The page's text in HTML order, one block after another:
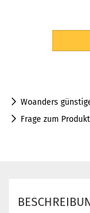
Woanders
Frage zum Produkt